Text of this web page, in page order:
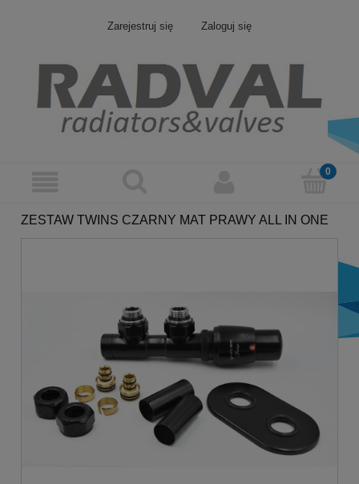
Zarejestruj się Zaloguj się
ZESTAW TWINS CZARNY MAT PRAWY ALL IN ONE